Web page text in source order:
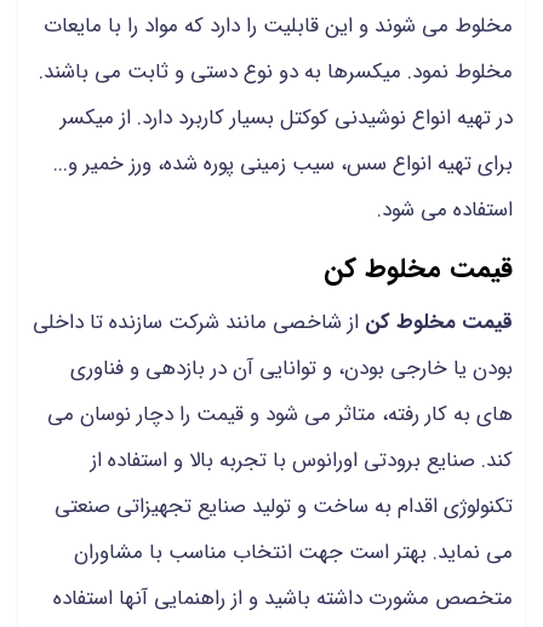
مخلوط می شوند و این قابلیت را دارد که مواد را با مایعات
مخلوط نمود. میکسرها به دو نوع دستی و ثابت می باشند.
در تهیه انواع نوشیدنی کوکتل بسیار کاربرد دارد. از میکسر
برای تهیه انواع سس، سیب زمینی پوره شده، ورز خمیر و...
استفاده می شود.
قیمت مخلوط کن
قیمت مخلوط کن از شاخصی مانند شرکت سازنده تا داخلی
بودن یا خارجی بودن، و توانایی آن در بازدهی و فناوری
های به کار رفته، متاثر می شود و قیمت را دچار نوسان می
کند. صنایع برودتی اورانوس با تجربه بالا و استفاده از
تکنولوژی اقدام به ساخت و تولید صنایع تجهیزاتی صنعتی
می نماید. بهتر است جهت انتخاب مناسب با مشاوران
متخصص مشورت داشته باشید و از راهنمایی آنها استفاده